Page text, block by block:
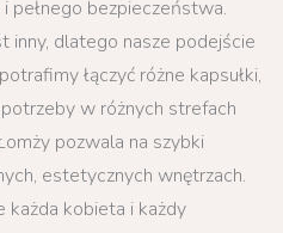
pełnego bezpieczeństwa.
inny, dlatego nasze podejście
łączyć różne kapsułki,
w różnych strefach
pozwala na szybki
estetycznych wnętrzach.
każda kobieta i każdy